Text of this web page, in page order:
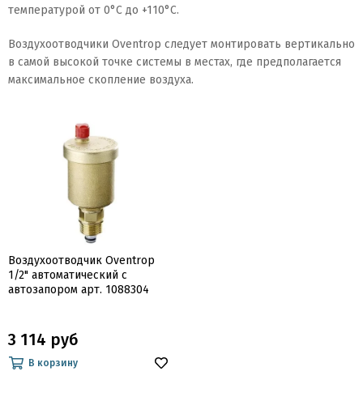
температурой от 0°C до +110°C.
Воздухоотводчики Oventrop следует монтировать вертикально
в самой высокой точке системы в местах, где предполагается
максимальное скопление воздуха.
Воздухоотводчик Oventrop
1/2" автоматический с
автозапором арт. 1088304
3 114 руб
В корзину